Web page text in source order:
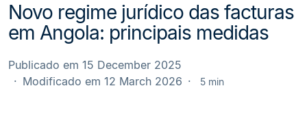
Novo regime jurídico das facturas
em Angola: principais medidas
Publicado em 15 December 2025
Modificado em 12 March 2026
5 min